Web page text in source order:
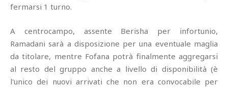
fermarsi 1 turno.
A centrocampo, assente Berisha per infortunio,
Ramadani sarà a disposizione per una eventuale maglia
da titolare, mentre Fofana potrà finalmente aggregarsi
al resto del gruppo anche a livello di disponibilità (è
l'unico dei nuovi arrivati che non era convocabile per